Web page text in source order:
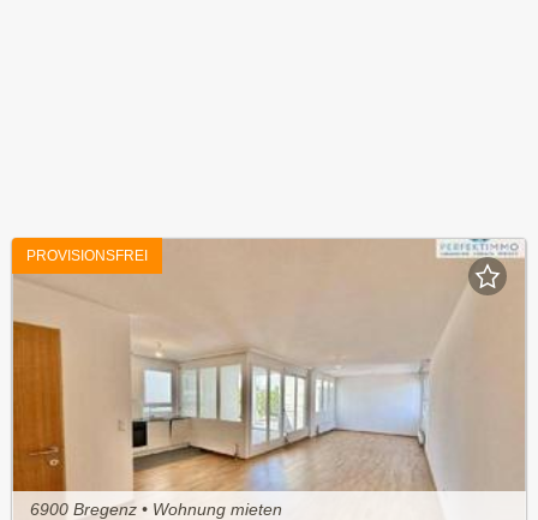
PROVISIONSFREI
6900 Bregenz • Wohnung mieten